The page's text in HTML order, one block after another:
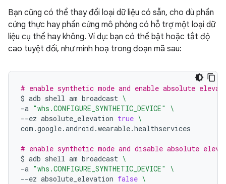
Bạn cũng có thể thay đổi loại dữ liệu có sẵn, cho dù phần
cứng thực hay phần cứng mô phỏng có hỗ trợ một loại dữ
liệu cụ thể hay không. Ví dụ: bạn có thể bật hoặc tắt độ
cao tuyệt đối, như minh hoạ trong đoạn mã sau:
# enable synthetic mode and enable absolute
$ adb shell am broadcast \
-a "whs.CONFIGURE_SYNTHETIC_DEVICE"
\
--ez absolute_elevation true \
com.google.android.wearable.healthservices
# enable synthetic mode and disable absolute
$ adb shell am broadcast \
-a "whs.CONFIGURE_SYNTHETIC_DEVICE"
\
--ez absolute_elevation false \